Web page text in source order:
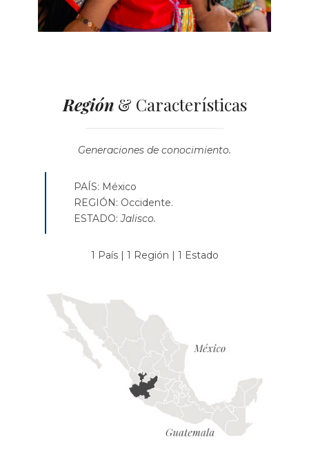
Región& Características
Generaciones de conocimiento.
PAÍS: México
REGIÓN: Occidente.
ESTADO:Jalisco.
1 País | 1 Región | 1 Estado